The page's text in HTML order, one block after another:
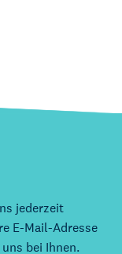
jederzeit
E-Mail-Adresse
bei Ihnen.